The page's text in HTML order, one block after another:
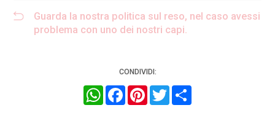
Guarda la nostra politica sul reso, nel caso avessi
problema con uno dei nostri capi.
CONDIVIDI:
WhatsAppFacebookPinterest
Twitter